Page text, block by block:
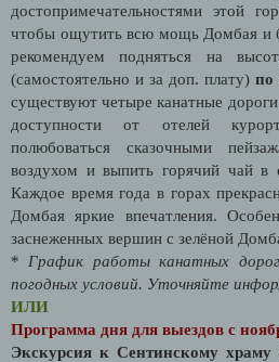
достопримечательностями этой
чтобы ощутить всю мощь Домбая и
рекомендуем подняться на
(самостоятельно и за доп. плату) по
существуют четыре канатные
доступности от отелей
полюбоваться сказочными
воздухом и выпить горячий чай
Каждое время года в горах
Домбая яркие впечатления.
заснеженных вершин с зелёной
* График работы канатных
погодных условий. Уточняйте
ИЛИ
Программа дня для выездов с
Экскурсия к Сентинскому храму